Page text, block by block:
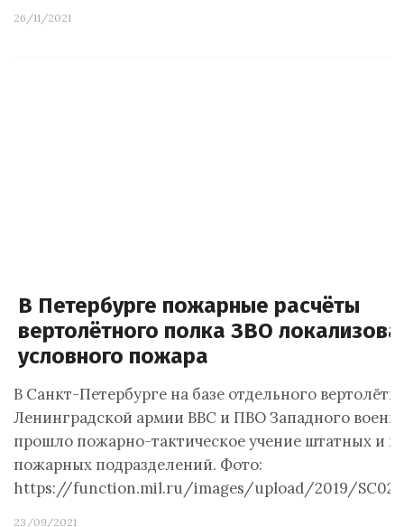
26/11/2021
В Петербурге пожарные расчёты
вертолётного полка ЗВО
условного пожара
В Санкт-Петербурге на базе отдельного
Ленинградской армии ВВС и ПВО Западного
прошло пожарно-тактическое учение штатных и
пожарных подразделений. Фото:
https://function.mil.ru/images/upload/2019/
23/09/2021